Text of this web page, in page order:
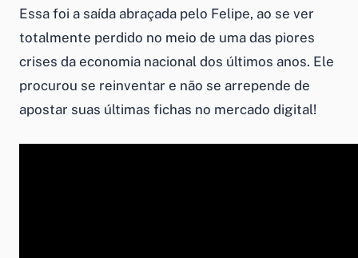
Essa foi a saída abraçada pelo Felipe, ao se ver
totalmente perdido no meio de uma das piores
crises da economia nacional dos últimos anos. Ele
procurou se reinventar e não se arrepende de
apostar suas últimas fichas no mercado digital!